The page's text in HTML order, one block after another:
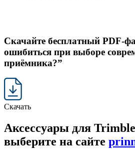
Скачайте бесплатный PDF-
ошибиться при выборе
приёмника?”
Скачать
Аксессуары для
выберите на сайте